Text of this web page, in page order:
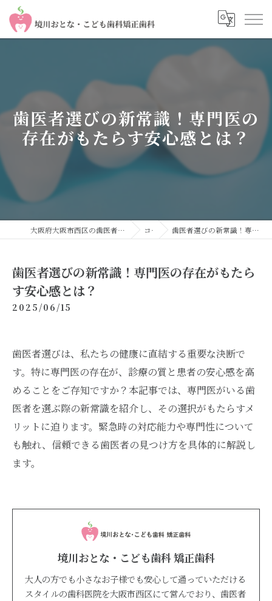
歯医者選びの新常識！専門医の
存在がもたらす安心感とは？
大阪府大阪市西区の歯医者なら境川おとな・こども歯科 矯正歯科 コラム 歯医者選びの新常識！専門医の存在がもたらす安心感とは？
歯医者選びの新常識！専門医の存在がもたら
す安心感とは？
2025/06/15
歯医者選びは、私たちの健康に直結する重要な決断で
す。特に専門医の存在が、診療の質と患者の安心感を高
めることをご存知ですか？本記事では、専門医がいる歯
医者を選ぶ際の新常識を紹介し、その選択がもたらすメ
リットに迫ります。緊急時の対応能力や専門性について
も触れ、信頼できる歯医者の見つけ方を具体的に解説し
ます。
境川おとな・こども歯科 矯正歯科
大人の方でも小さなお子様でも安心して通っていただける
スタイルの歯科医院を大阪市西区にて営んでおり、歯医者